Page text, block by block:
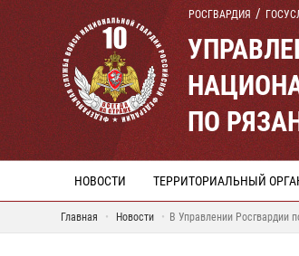
РОСГВАРДИЯ
ПО
НОВОСТИ ТЕРРИТОРИАЛЬНЫЙ
Главная Новости В Управлении Росгвардии